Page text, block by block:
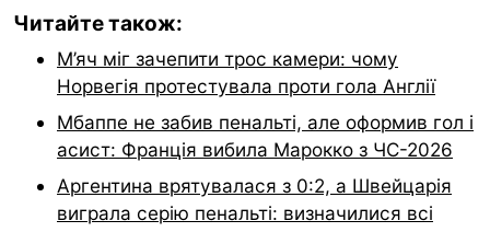
Читайте також:
М’яч міг зачепити трос камери: чому
Норвегія протестувала проти гола Англії
Мбаппе не забив пенальті, але оформив гол і
асист: Франція вибила Марокко з ЧС-2026
Аргентина врятувалася з 0:2, а Швейцарія
виграла серію пенальті: визначилися всі